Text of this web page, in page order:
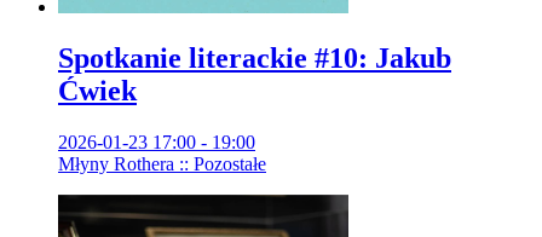
Spotkanie literackie #10: Jakub
Ćwiek
2026-01-23 17:00 - 19:00
Młyny Rothera :: Pozostałe